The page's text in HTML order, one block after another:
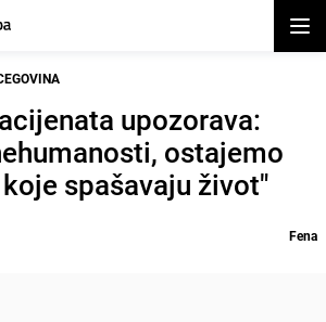
upozorava:
ostajemo
spašavaju život"
Fena